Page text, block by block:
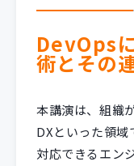
DevOps
術とその
本講演は、組織
DXといった領
対応できるエン